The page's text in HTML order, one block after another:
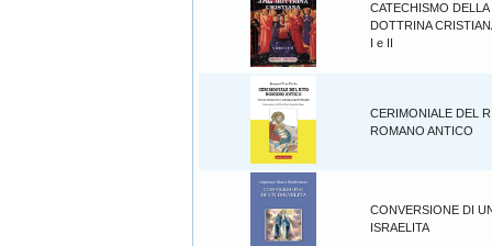
CATECHISMO DELLA
DOTTRINA
I e II
CERIMONIALE DEL
ROMANO ANTICO
CONVERSIONE DI
ISRAELITA